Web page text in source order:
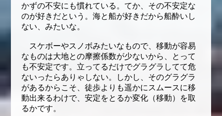
かずの不安にも慣れている。てか、その不安定な
のが好きだという。海と船が好きだから船酔いし
ない、みたいな。
スケボーやスノボみたいなもので、移動が容易
なものは大地との摩擦係数が少ないから、とって
も不安定です。立ってるだけでグラグラしてて危
ないったらありゃしない。しかし、そのグラグラ
があるからこそ、徒歩よりも遥かにスムースに移
動出来るわけで、安定をとるか変化（移動）を取
るかです。